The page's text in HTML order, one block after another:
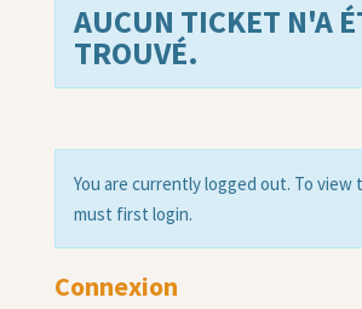
AUCUN TICKET N'A
TROUVÉ.
You are currently logged out. To view
must first login.
Connexion